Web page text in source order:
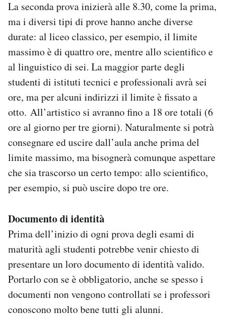
La seconda prova inizierà alle 8.30, come la prima,
ma i diversi tipi di prove hanno anche diverse
durate: al liceo classico, per esempio, il limite
massimo è di quattro ore, mentre allo scientifico e
al linguistico di sei. La maggior parte degli
studenti di istituti tecnici e professionali avrà sei
ore, ma per alcuni indirizzi il limite è fissato a
otto. All’artistico si avranno fino a 18 ore totali (6
ore al giorno per tre giorni). Naturalmente si potrà
consegnare ed uscire dall’aula anche prima del
limite massimo, ma bisognerà comunque aspettare
che sia trascorso un certo tempo: allo scientifico,
per esempio, si può uscire dopo tre ore.
Documento di identità
Prima dell’inizio di ogni prova degli esami di
maturità agli studenti potrebbe venir chiesto di
presentare un loro documento di identità valido.
Portarlo con se è obbligatorio, anche se spesso i
documenti non vengono controllati se i professori
conoscono molto bene tutti gli alunni.